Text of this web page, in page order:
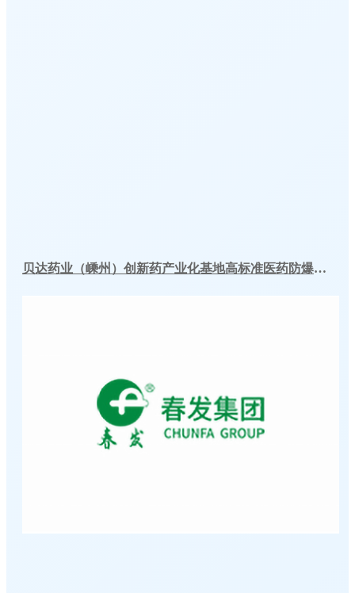
贝达药业（嵊州）创新药产业化基地高标准医药防爆冷库建造工程案例